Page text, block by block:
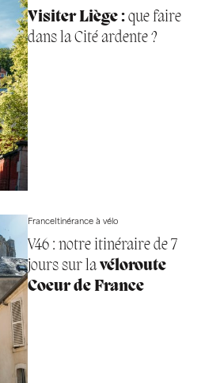
Visiter Liège :que faire
dans la Cité ardente ?
FranceItinérance à vélo
V46 : notre itinéraire de 7
jours sur lavéloroute
Coeur de France